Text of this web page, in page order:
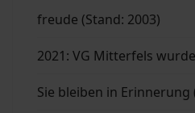
freude (Stand: 2003)
2021: VG Mitterfels
Sie bleiben in Erinnerung